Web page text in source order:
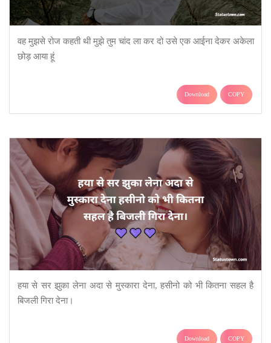
वह मुझसे रोज कहती थी मुझे तुम चांद ला कर दो उसे एक आईना देकर अकेला
छोड़ आया हूं
Download COPY
हया से सर झुका लेना अदा से मुस्कारा देना, हसीनो को भी कितना सहल है
बिजली गिरा देना।
Download COPY